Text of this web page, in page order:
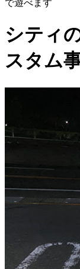
で遊べます
シティ
スタム